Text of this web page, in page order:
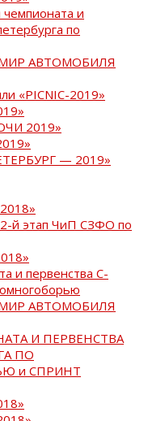
и
по
АВТОМОБИЛЯ
«PICNIC-2019»
2019»
— 2019»
й этап ЧиП СЗФО по
и первенства С-
АВТОМОБИЛЯ
И ПЕРВЕНСТВА
ПО
и СПРИНТ